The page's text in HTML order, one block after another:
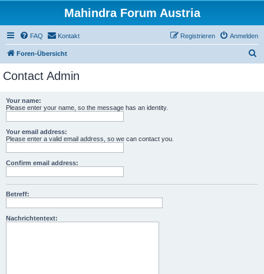
Mahindra Forum Austria
FAQ Kontakt Anmelden
Registrieren
Foren-Übersicht
Contact Admin
Your name:
Please enter your name, so the message has an identity.
Your email address:
Please enter a valid email address, so we can contact you.
Confirm email address:
Betreff:
Nachrichtentext: